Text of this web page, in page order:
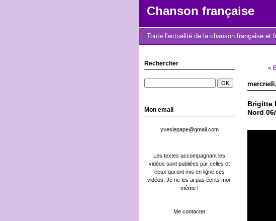
Chanson française
Toute l'actualité de la chanson française et
Rechercher
Mon email
yveslepape@gmail.com
Les textes accompagnant les
vidéos sont publiées par celles et
ceux qui ont mis en ligne ces
vidéos. Je ne les ai pas écrits moi-
même !
Me contacter
«
Brigitte
Nord